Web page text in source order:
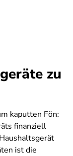
zu
kaputten Fön:
finanziell
ist die